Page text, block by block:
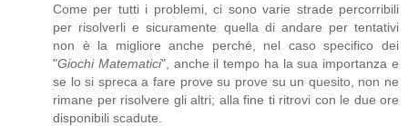
Come per tutti i problemi, ci sono varie strade percorribili
per risolverli e sicuramente quella di andare per tentativi
non è la migliore anche perché, nel caso specifico dei
"Giochi Matematici", anche il tempo ha la sua importanza e
se lo si spreca a fare prove su prove su un quesito, non ne
rimane per risolvere gli altri; alla fine ti ritrovi con le due ore
disponibili scadute.